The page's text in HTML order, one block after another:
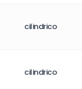
cilindrico
cilindrico